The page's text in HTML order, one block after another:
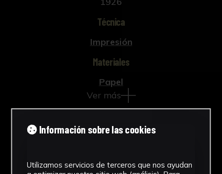
Técnica
Impresión
Materiales
Papel
Ver más
Información sobre las cookies
Utilizamos servicios de terceros que nos ayudan